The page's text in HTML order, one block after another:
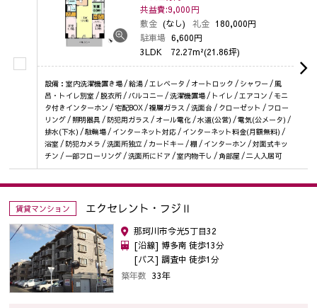
共益費:9,000円
敷金 (なし) 礼金 180,000円
駐車場 6,600円
3LDK 72.27m²(21.86坪)
設備：室内洗濯機置き場 / 給湯 / エレベータ / オートロック / シャワー / 風
呂・トイレ別室 / 脱衣所 / バルコニー / 洗濯機置場 / トイレ / エアコン / モニ
タ付きインターホン / 宅配BOX / 複層ガラス / 洗面台 / クローゼット / フロー
リング / 照明器具 / 防犯用ガラス / オール電化 / 水道(公営) / 電気(公メータ) /
排水(下水) / 駐輪場 / インターネット対応 / インターネット料金(月額無料) /
浴室 / 防犯カメラ / 洗面所独立 / カードキー / 棚 / インターホン / 対面式キッ
チン / 一部フローリング / 洗面所にドア / 室内物干し / 角部屋 / 二人入居可
賃貸マンション エクセレント・フジⅡ
那珂川市今光5丁目32
[沿線] 博多南 徒歩13分
[バス] 調査中 徒歩1分
築年数 33年